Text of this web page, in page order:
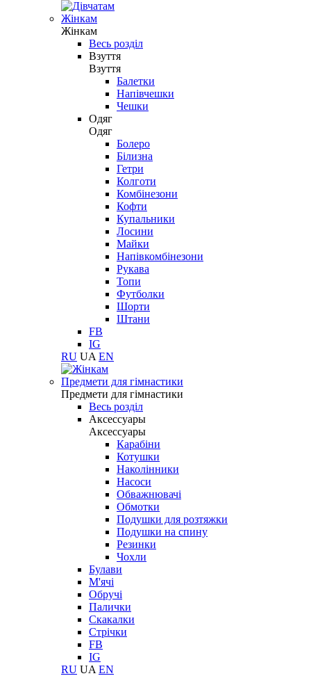
Жінкам
Жінкам
Весь розділ
Взуття
Взуття
Балетки
Напівчешки
Чешки
Одяг
Одяг
Болеро
Білизна
Гетри
Колготи
Комбінезони
Кофти
Купальники
Лосини
Майки
Напівкомбінезони
Рукава
Топи
Футболки
Шорти
Штани
FB
IG
RU UA EN
Предмети для гімнастики
Предмети для гімнастики
Весь розділ
Аксессуары
Аксессуары
Карабіни
Котушки
Наколінники
Насоси
Обважнювачі
Обмотки
Подушки для розтяжки
Подушки на спину
Резинки
Чохли
Булави
М'ячі
Обручі
Палички
Скакалки
Стрічки
FB
IG
RU UA EN